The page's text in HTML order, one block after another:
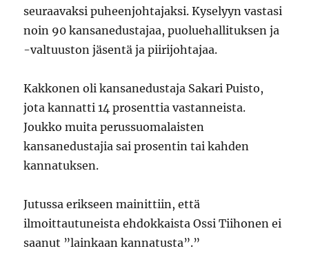
seuraavaksi puheenjohtajaksi. Kyselyyn vastasi
noin 90 kansanedustajaa, puoluehallituksen ja
-valtuuston jäsentä ja piirijohtajaa.
Kakkonen oli kansanedustaja Sakari Puisto,
jota kannatti 14 prosenttia vastanneista.
Joukko muita perussuomalaisten
kansanedustajia sai prosentin tai kahden
kannatuksen.
Jutussa erikseen mainittiin, että
ilmoittautuneista ehdokkaista Ossi Tiihonen ei
saanut ”lainkaan kannatusta”.”